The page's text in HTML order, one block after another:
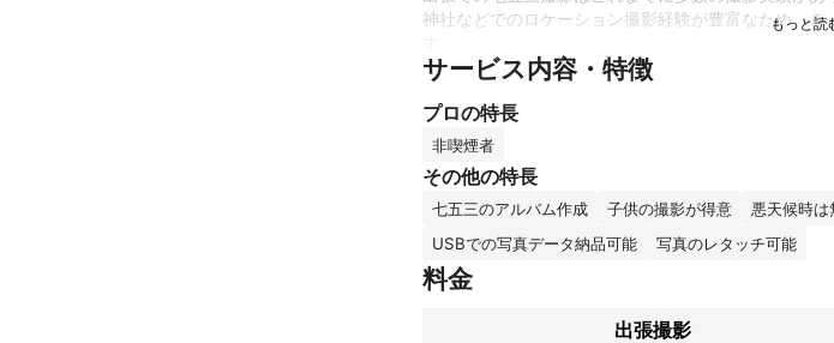
神社などでのロケーション撮影経験が豊富なため、
七五三と言えば、着物を着てちゃんとポーズして撮る
しかし、私どもの七五三の撮影は違います。
屋外で走り回ってるところを追っかけて撮ったり、
う撮影時間の長さもこういった自然な写真を残せる
これまでの実績
年間撮影件数最大400組。
過去開業以来、返金・クレームなど一切無し。
サービス内容・特徴
プロの特長
非喫煙者
その他の特長
七五三のアルバム作成 子供の撮影が得意
悪天候時は
USBでの写真データ納品可能
写真のレタッチ可能
料金
出張撮影